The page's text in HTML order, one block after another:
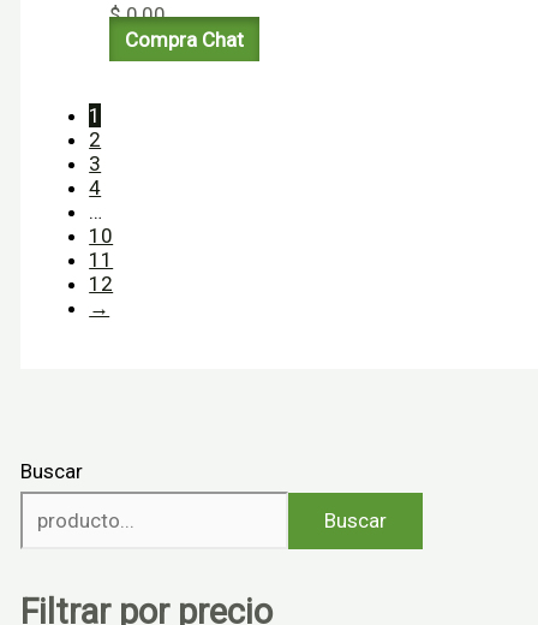
Buscar
Buscar
Filtrar por precio
$0,00
Compra Chat
1
2
3
4
…
10
11
12
→